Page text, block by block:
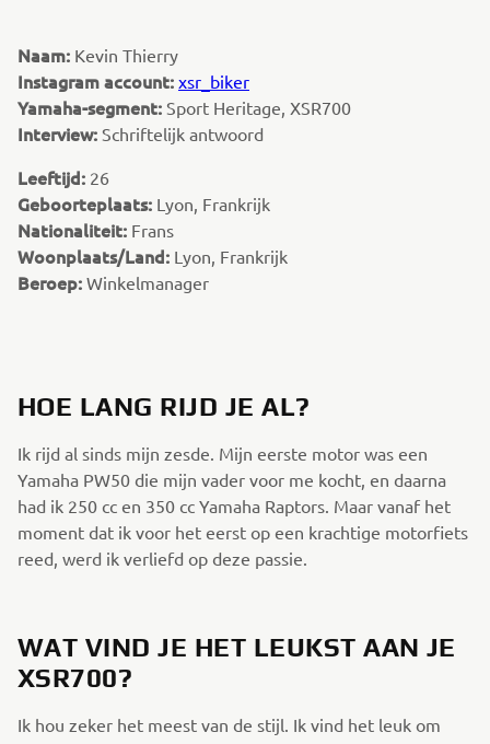
Naam: Kevin Thierry
Instagram account: xsr_biker
Yamaha-segment: Sport Heritage, XSR700
Interview: Schriftelijk antwoord
Leeftijd: 26
Geboorteplaats: Lyon, Frankrijk
Nationaliteit: Frans
Woonplaats/Land: Lyon, Frankrijk
Beroep: Winkelmanager
HOE LANG RIJD JE AL?
Ik rijd al sinds mijn zesde. Mijn eerste motor was een
Yamaha PW50 die mijn vader voor me kocht, en daarna
had ik 250 cc en 350 cc Yamaha Raptors. Maar vanaf het
moment dat ik voor het eerst op een krachtige motorfiets
reed, werd ik verliefd op deze passie.
WAT VIND JE HET LEUKST AAN JE
XSR700?
Ik hou zeker het meest van de stijl. Ik vind het leuk om